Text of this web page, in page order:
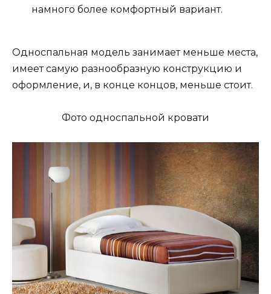
намного более комфортный вариант.
Односпальная модель занимает меньше места,
имеет самую разнообразную конструкцию и
оформление, и, в конце концов, меньше стоит.
Фото односпальной кровати